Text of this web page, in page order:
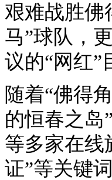
艰难战胜佛
马”球队，
议的“网红”
随着“佛得
的恒春之岛
等多家在线
证”等关键